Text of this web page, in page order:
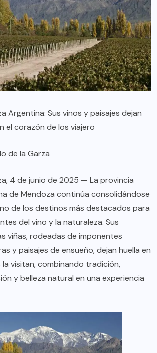
Argentina: Sus vinos y paisajes dejan
el corazón de los viajero
de la Garza
4 de junio de 2025 — La provincia
de Mendoza continúa consolidándose
de los destinos más destacados para
del vino y la naturaleza. Sus
viñas, rodeadas de imponentes
y paisajes de ensueño, dejan huella en
la visitan, combinando tradición,
y belleza natural en una experiencia